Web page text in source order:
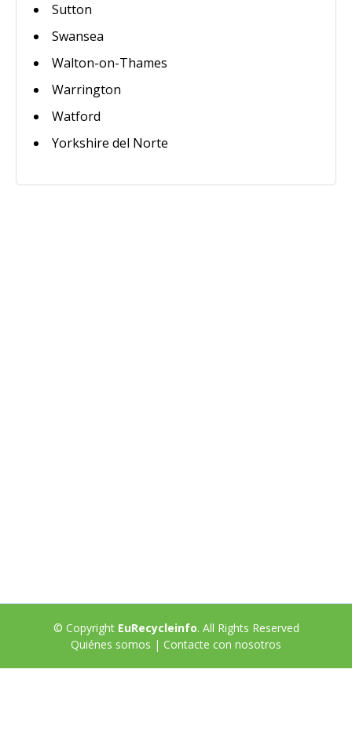
Sutton
Swansea
Walton-on-Thames
Warrington
Watford
Yorkshire del Norte
© Copyright EuRecycleinfo. All Rights Reserved
Quiénes somos | Contacte con nosotros